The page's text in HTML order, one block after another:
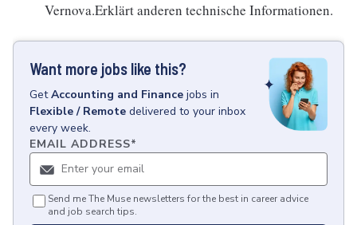
Vernova.Erklärt anderen technische Informationen.
Want more jobs like this?
GetAccounting and Finance jobs in
Flexible / Remote delivered to your inbox
every week.
EMAIL ADDRESS*
Send me The Muse newsletters for the best in career advice
and job search tips.